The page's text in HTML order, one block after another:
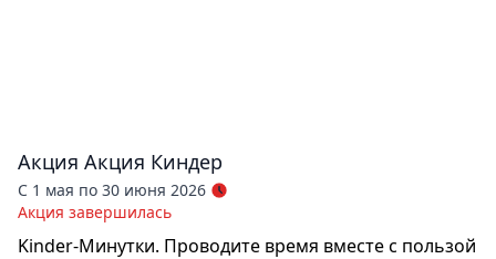
Акция Акция Киндер
С 1 мая по 30 июня 2026
Акция завершилась
Kinder-Минутки. Проводите время вместе с пользой